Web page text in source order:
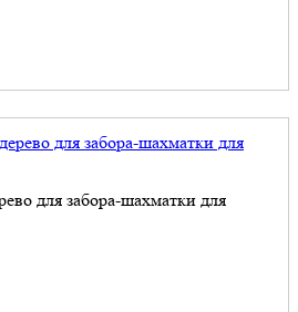
для забора-шахматки для